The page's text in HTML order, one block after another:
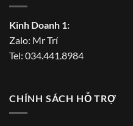
Kinh Doanh 1:
Zalo: Mr Trí
Tel: 034.441.8984
CHÍNH SÁCH HỖ TRỢ